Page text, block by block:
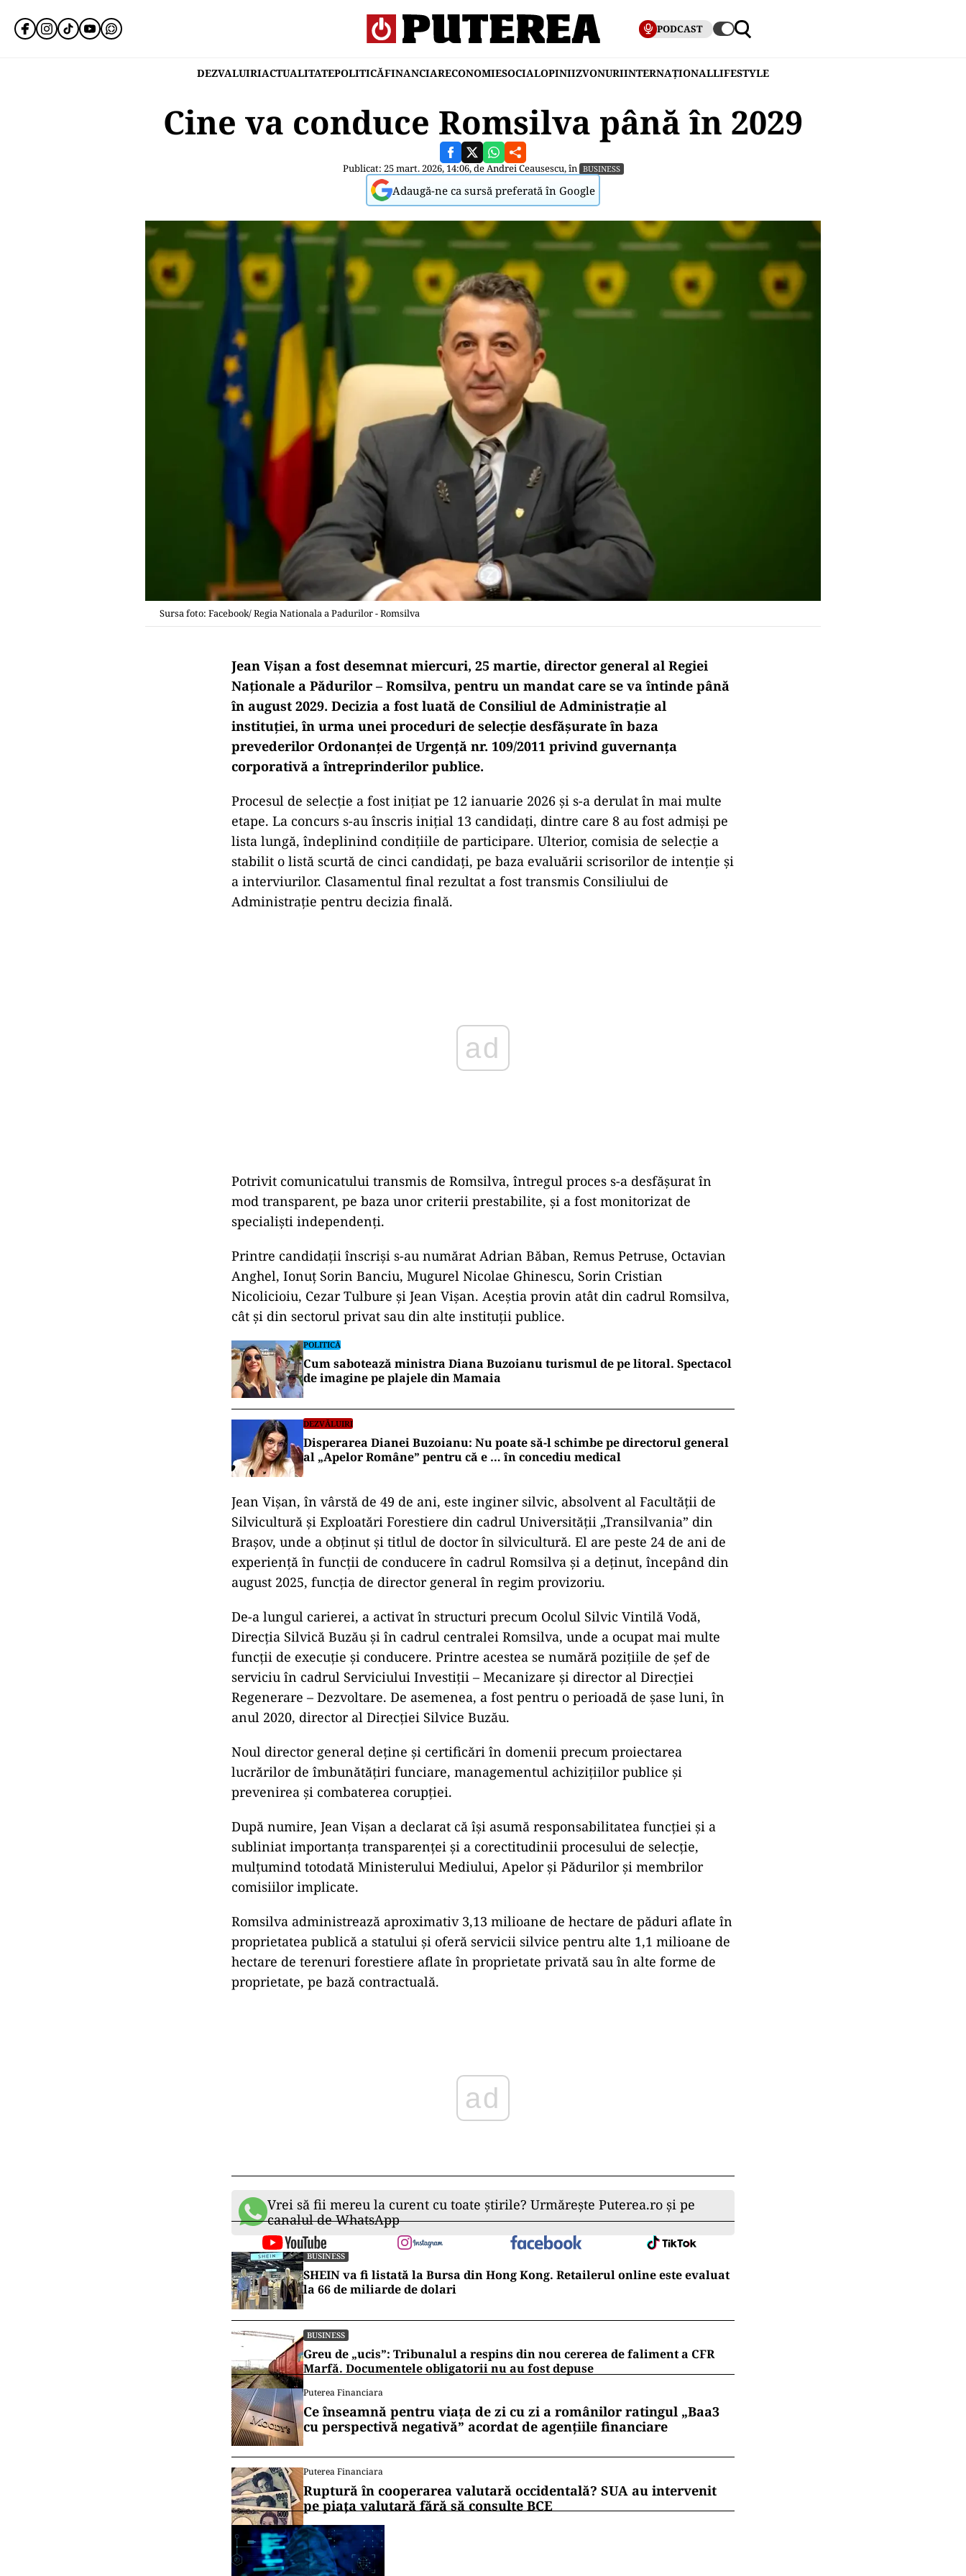
PODCAST
DEZVALUIRIACTUALITATEPOLITICĂFINANCIARECONOMIESOCIALOPINIIZVONURIINTERNAȚIONALLIFESTYLE
Cine va conduce Romsilva până în 2029
Publicat: 25 mart. 2026, 14:06, deAndrei Ceausescu, în BUSINESS
Adaugă-ne ca sursă preferată în Google
Sursa foto: Facebook/ Regia Nationala a Padurilor - Romsilva
Jean Vișan a fost desemnat miercuri, 25 martie, director general al Regiei
Naționale a Pădurilor – Romsilva, pentru un mandat care se va întinde până
în august 2029. Decizia a fost luată de Consiliul de Administrație al
instituției, în urma unei proceduri de selecție desfășurate în baza
prevederilor Ordonanței de Urgență nr. 109/2011 privind guvernanța
corporativă a întreprinderilor publice.
Procesul de selecție a fost inițiat pe 12 ianuarie 2026 și s-a derulat în mai multe
etape. La concurs s-au înscris inițial 13 candidați, dintre care 8 au fost admiși pe
lista lungă, îndeplinind condițiile de participare. Ulterior, comisia de selecție a
stabilit o listă scurtă de cinci candidați, pe baza evaluării scrisorilor de intenție și
a interviurilor. Clasamentul final rezultat a fost transmis Consiliului de
Administrație pentru decizia finală.
Potrivit comunicatului transmis de Romsilva, întregul proces s-a desfășurat în
mod transparent, pe baza unor criterii prestabilite, și a fost monitorizat de
specialiști independenți.
Printre candidații înscriși s-au numărat Adrian Băban, Remus Petruse, Octavian
Anghel, Ionuț Sorin Banciu, Mugurel Nicolae Ghinescu, Sorin Cristian
Nicolicioiu, Cezar Tulbure și Jean Vișan. Aceștia provin atât din cadrul Romsilva,
cât și din sectorul privat sau din alte instituții publice.
POLITICĂ
Cum sabotează ministra Diana Buzoianu turismul de pe litoral. Spectacol
de imagine pe plajele din Mamaia
DEZVĂLUIRI
Disperarea Dianei Buzoianu: Nu poate să-l schimbe pe directorul general
al „Apelor Române” pentru că e … în concediu medical
Jean Vișan, în vârstă de 49 de ani, este inginer silvic, absolvent al Facultății de
Silvicultură și Exploatări Forestiere din cadrul Universității „Transilvania” din
Brașov, unde a obținut și titlul de doctor în silvicultură. El are peste 24 de ani de
experiență în funcții de conducere în cadrul Romsilva și a deținut, începând din
august 2025, funcția de director general în regim provizoriu.
De-a lungul carierei, a activat în structuri precum Ocolul Silvic Vintilă Vodă,
Direcția Silvică Buzău și în cadrul centralei Romsilva, unde a ocupat mai multe
funcții de execuție și conducere. Printre acestea se numără pozițiile de șef de
serviciu în cadrul Serviciului Investiții – Mecanizare și director al Direcției
Regenerare – Dezvoltare. De asemenea, a fost pentru o perioadă de șase luni, în
anul 2020, director al Direcției Silvice Buzău.
Noul director general deține și certificări în domenii precum proiectarea
lucrărilor de îmbunătățiri funciare, managementul achizițiilor publice și
prevenirea și combaterea corupției.
După numire, Jean Vișan a declarat că își asumă responsabilitatea funcției și a
subliniat importanța transparenței și a corectitudinii procesului de selecție,
mulțumind totodată Ministerului Mediului, Apelor și Pădurilor și membrilor
comisiilor implicate.
Romsilva administrează aproximativ 3,13 milioane de hectare de păduri aflate în
proprietatea publică a statului și oferă servicii silvice pentru alte 1,1 milioane de
hectare de terenuri forestiere aflate în proprietate privată sau în alte forme de
proprietate, pe bază contractuală.
ad
Vrei să fii mereu la curent cu toate știrile? Urmărește Puterea.ro și pe
canalul de WhatsApp
BUSINESS
SHEIN va fi listată la Bursa din Hong Kong. Retailerul online este evaluat
la 66 de miliarde de dolari
BUSINESS
Greu de „ucis”: Tribunalul a respins din nou cererea de faliment a CFR
Marfă. Documentele obligatorii nu au fost depuse
Puterea Financiara
Ce înseamnă pentru viața de zi cu zi a românilor ratingul „Baa3
cu perspectivă negativă” acordat de agențiile financiare
Puterea Financiara
Ruptură în cooperarea valutară occidentală? SUA au intervenit
pe piața valutară fără să consulte BCE